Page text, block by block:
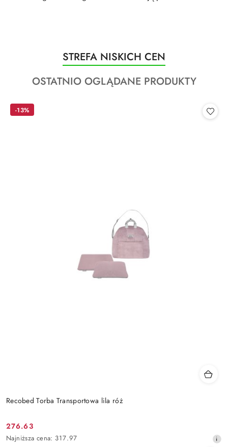
Pomiń karuzelę produktów
Produkty
o
statusie:
STREFA NISKICH CEN
Produkty
statusie:
OSTATNIO OGLĄDANE PRODUKTY
Recobed Torba Transportowa lila róż
Cena
promocyjna:
276.63
Najniższa
Najniższa cena: 317.97
-13%